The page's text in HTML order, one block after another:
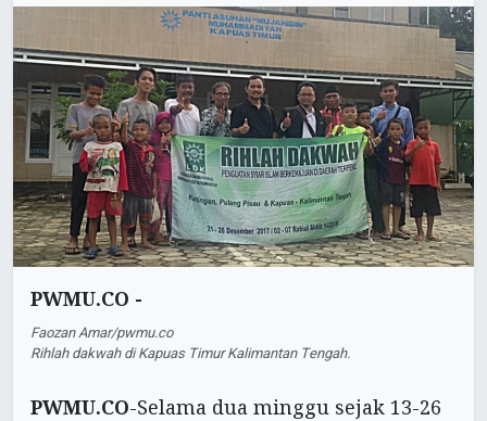
PWMU.CO -
Faozan Amar/pwmu.co
Rihlah dakwah di Kapuas Timur Kalimantan Tengah.
PWMU.CO-Selama dua minggu sejak 13-26